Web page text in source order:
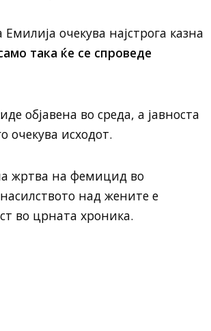
Емилија очекува најстрога казна
така ќе се спроведе
објавена во среда, а јавноста
очекува исходот.
жртва на фемицид во
над жените е
во црната хроника.